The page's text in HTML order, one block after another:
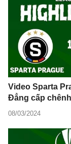
Video Sparta
Đẳng cấp
08/03/2024